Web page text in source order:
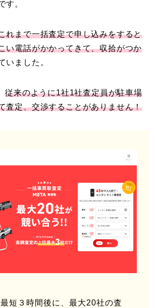
す。
れまで一括査定で申し込みをすると
い電話がかかってきて、収拾がつか
いました。
従来のように1社1社査定員が駐車場
査定、交渉することがありません！
短３時間後に、最大20社の査